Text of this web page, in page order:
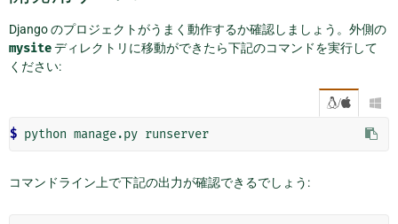
Django のプロジェクトがうまく動作するか確認しましょう。外側の
mysiteディレクトリに移動ができたら下記のコマンドを実行して
ください:
/ 
$
コマンドライン上で下記の出力が確認できるでしょう: